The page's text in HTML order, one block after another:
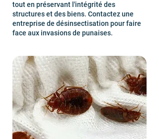
tout en préservant l'intégrité des
structures et des biens. Contactez une
entreprise de désinsectisation pour faire
face aux invasions de punaises.